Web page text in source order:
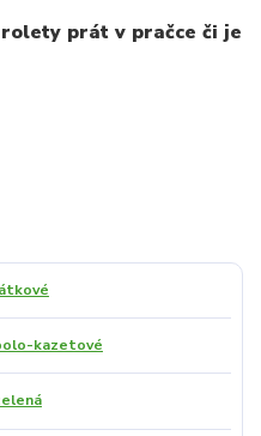
prát v pračce či je
kazetové